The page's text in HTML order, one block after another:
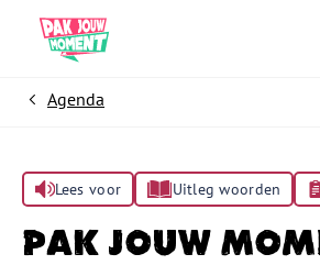
HomeAgenda
Lees voor Uitleg woorden
Pak Jouw